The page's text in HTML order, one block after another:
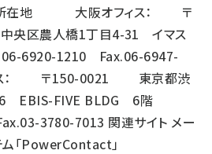
地 大阪オフィス： 〒
区農人橋1丁目4-31 イマス
6920-1210 Fax.06-6947-
： 〒150-0021 東京都渋
6 EBIS-FIVE BLDG 6階
3780-7013 関連サイト メー
ム「PowerContact」